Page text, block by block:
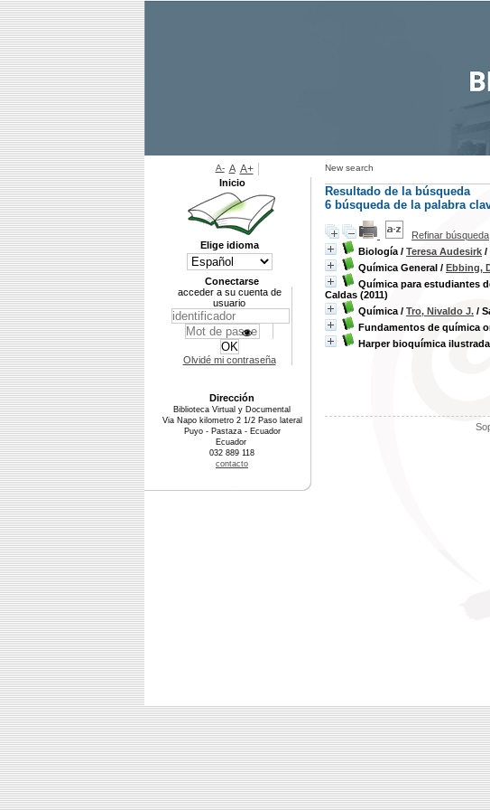
New search
Resultado de la búsqueda
6 búsqueda de la palabra
Refinar búsqueda
Biología / Teresa Audesirk /
Química General / Ebbing,
Química para estudiantes
Caldas (2011)
Química / Tro, Nivaldo J. /
Fundamentos de química
Harper bioquímica ilustrada
A- A A+
Inicio
Elige idioma
Conectarse
acceder a su cuenta de
usuario
Olvidé mi contraseña
Dirección
Biblioteca Virtual y Documental
Via Napo kilometro 2 1/2 Paso lateral
Puyo - Pastaza - Ecuador
Ecuador
032 889 118
contacto